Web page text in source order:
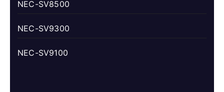
NEC-SV8500
NEC-SV9300
NEC-SV9100